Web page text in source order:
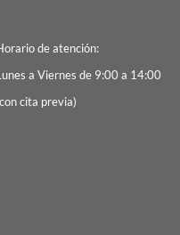
de atención:
a Viernes de 9:00 a 14:00
cita previa)